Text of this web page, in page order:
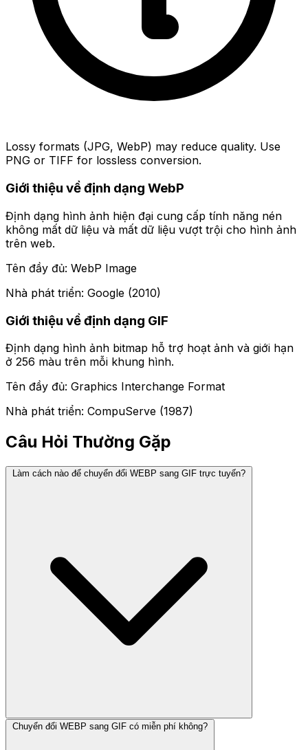
Lossy formats (JPG, WebP) may reduce quality. Use
PNG or TIFF for lossless conversion.
Giới thiệu về định dạng WebP
Định dạng hình ảnh hiện đại cung cấp tính năng nén
không mất dữ liệu và mất dữ liệu vượt trội cho hình ảnh
trên web.
Tên đầy đủ: WebP Image
Nhà phát triển: Google (2010)
Giới thiệu về định dạng GIF
Định dạng hình ảnh bitmap hỗ trợ hoạt ảnh và giới hạn
ở 256 màu trên mỗi khung hình.
Tên đầy đủ: Graphics Interchange Format
Nhà phát triển: CompuServe (1987)
Câu Hỏi Thường Gặp
Làm cách nào để chuyển đổi WEBP sang GIF trực tuyến?
Chuyển đổi WEBP sang GIF có miễn phí không?